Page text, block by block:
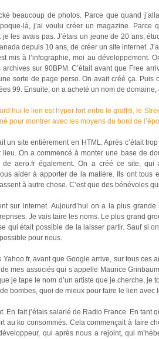
beaucoup de photos. Parce que quand
là, j’ai voulu créer un magazine. Parce
je les avais pas. J’étais un jeune de 20 ans,
depuis 10 ans, de créer un site internet.
mis à l’infographie, moi au développement.
archives sur 90BPM. C’était avant que Free
sorte de page perso. On avait créé ça.
99. Ensuite, on a acheté un nom de
le lien est hyper fort entre le graffiti, le
pour montrer avec les moyens du bord de
un site entièrement en HTML. Après c’était
On a commencé à monter une base de
aero.fr également. On a créé ce site,
aider à apporter de la matière. Ils ont
à autre chose. C’est que des bénévoles
sur internet. Aujourd’hui on a la plus
Je vais taire les noms. Le plus grand
qui était possible de la laisser partir. Sauf si
pour nous.
avant que Google arrive, sur tous
mes associés qui s’appelle Maurice
je tape le nom d’un artiste que je cherche, je
bombes, quoi de mieux pour faire le lien avec
En fait j’étais salarié de Radio France. En tant
au ko consommés. Cela commençait à faire
qui après nous a rejoint, qui